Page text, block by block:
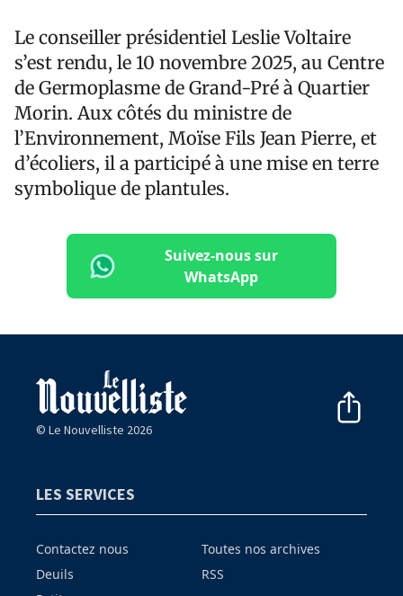
Le conseiller présidentiel Leslie Voltaire
s’est rendu, le 10 novembre 2025, au Centre
de Germoplasme de Grand-Pré à Quartier
Morin. Aux côtés du ministre de
l’Environnement, Moïse Fils Jean Pierre, et
d’écoliers, il a participé à une mise en terre
symbolique de plantules.
Suivez-nous sur
WhatsApp
© Le Nouvelliste 2026
LES SERVICES
Contactez nous
Deuils
Toutes nos archives
RSS